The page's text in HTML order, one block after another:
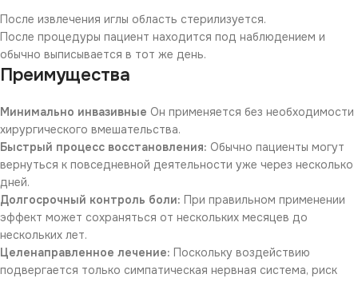
После извлечения иглы область стерилизуется.
После процедуры пациент находится под наблюдением и
обычно выписывается в тот же день.
Преимущества
Минимально инвазивные Он применяется без необходимости
хирургического вмешательства.
Быстрый процесс восстановления: Обычно пациенты могут
вернуться к повседневной деятельности уже через несколько
дней.
Долгосрочный контроль боли: При правильном применении
эффект может сохраняться от нескольких месяцев до
нескольких лет.
Целенаправленное лечение: Поскольку воздействию
подвергается только симпатическая нервная система, риск